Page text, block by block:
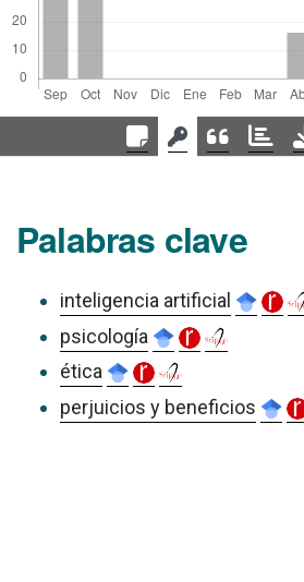
Palabras clave
inteligencia artificial
psicología
ética
perjuicios y beneficios